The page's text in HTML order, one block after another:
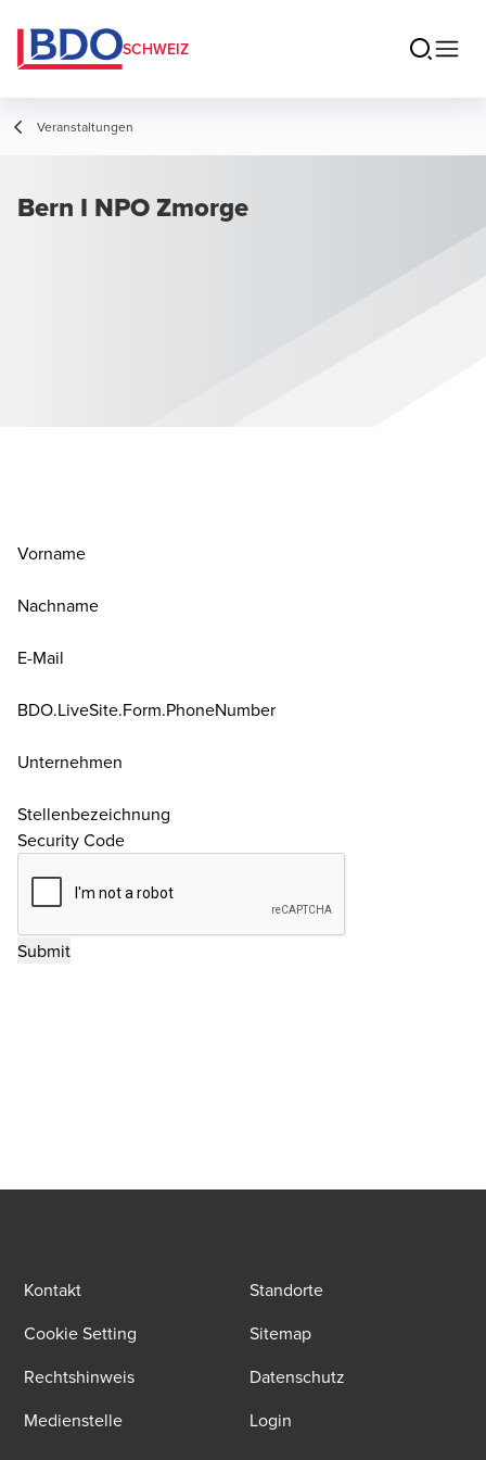
SCHWEIZ
Veranstaltungen
Bern I NPO Zmorge
Vorname
Nachname
E-Mail
BDO.LiveSite.Form.PhoneNumber
Unternehmen
Stellenbezeichnung
Security Code
Kontakt
Standorte
Cookie Setting
Sitemap
Rechtshinweis
Datenschutz
Medienstelle
Login